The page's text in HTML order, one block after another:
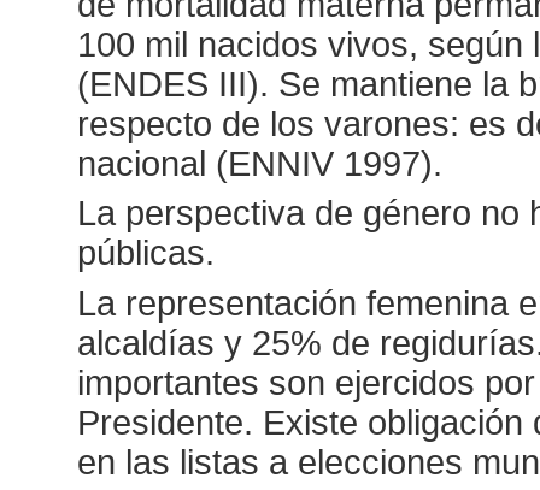
100 mil nacidos vivos,
(ENDES III). Se mantiene la
respecto de los varones: es
nacional (ENNIV 1997).
La perspectiva de género no
públicas.
La representación femenina
alcaldías y 25% de
importantes son ejercidos
Presidente. Existe
en las listas a elecciones